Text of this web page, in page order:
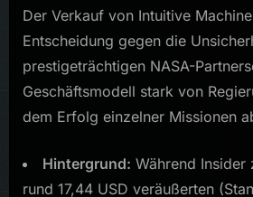
Der Verkauf von Intuitive
Entscheidung gegen die
prestigeträchtigen NASA-
Geschäftsmodell stark von
dem Erfolg einzelner Missionen
Hintergrund: Während Insider
rund 17,44 USD veräußerten